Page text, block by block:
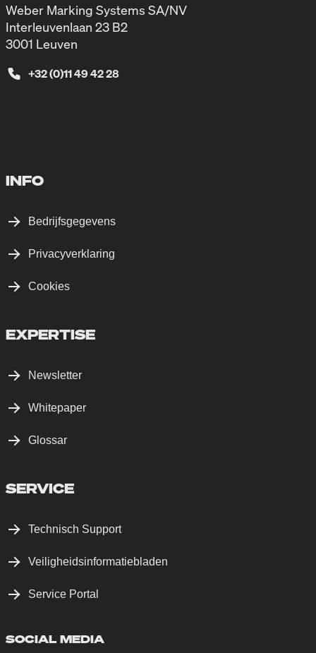
Weber Marking Systems SA/NV
Interleuvenlaan 23 B2
3001 Leuven
+32 (0)11 49 42 28
INFO
Bedrijfsgegevens
Privacyverklaring
Cookies
EXPERTISE
Newsletter
Whitepaper
Glossar
SERVICE
Technisch Support
Veiligheidsinformatiebladen
Service Portal
SOCIAL MEDIA